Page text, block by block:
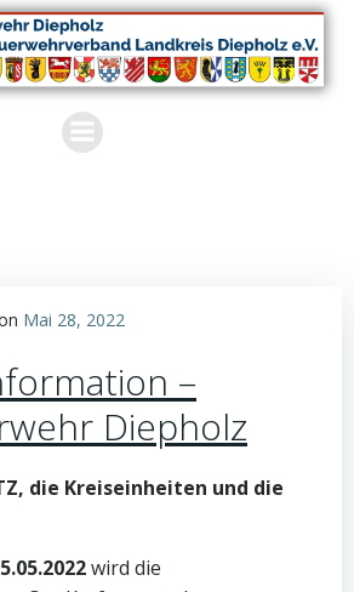
Zum
Inhalt
springen
Mai 28, 2022
–
Diepholz
die Kreiseinheiten und die
wird die